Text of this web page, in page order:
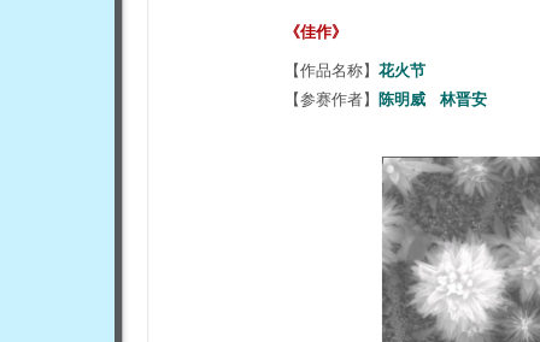
《佳作》
【作品名称】 花火节
【参赛作者】
陈明威 林晋安